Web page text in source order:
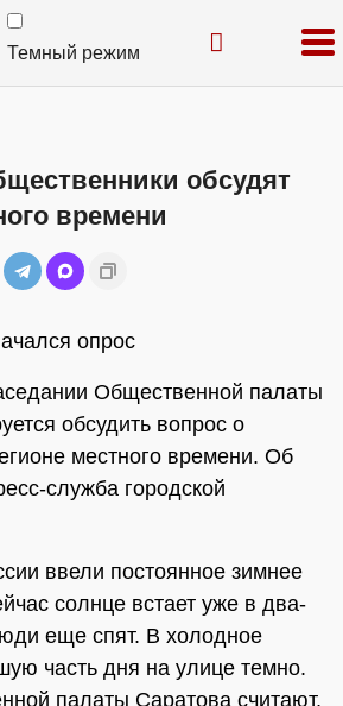
Темный режим
обсудят
времени
опрос
Общественной палаты
обсудить вопрос о
местного времени. Об
служба городской
ввели постоянное зимнее
солнце встает уже в два-
еще спят. В холодное
часть дня на улице темно.
палаты Саратова считают,